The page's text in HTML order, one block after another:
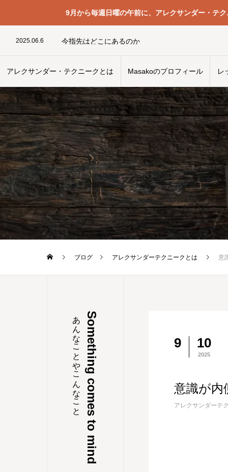
9月から毎週日曜の午前に、アレクサンダー・テ
アレクサンダー・テクニークとは Masakoのプロフィール レ
2024.04.8 目の使い方
2025.06.6 今指先はどこにあるのか
2026.05.25 人間とパソコン -1- その構造
2025.03.26
2024.02.24 首の痛み
2023.12.25
2024.04.8
目の使い方
2024.05.1 シアター・スコラ
ブログ アレクサンダーテクニークとは 意
Something comes to mind
あんなことやこんなこと 9 10
2025
意識が内
アレクサンダーテ